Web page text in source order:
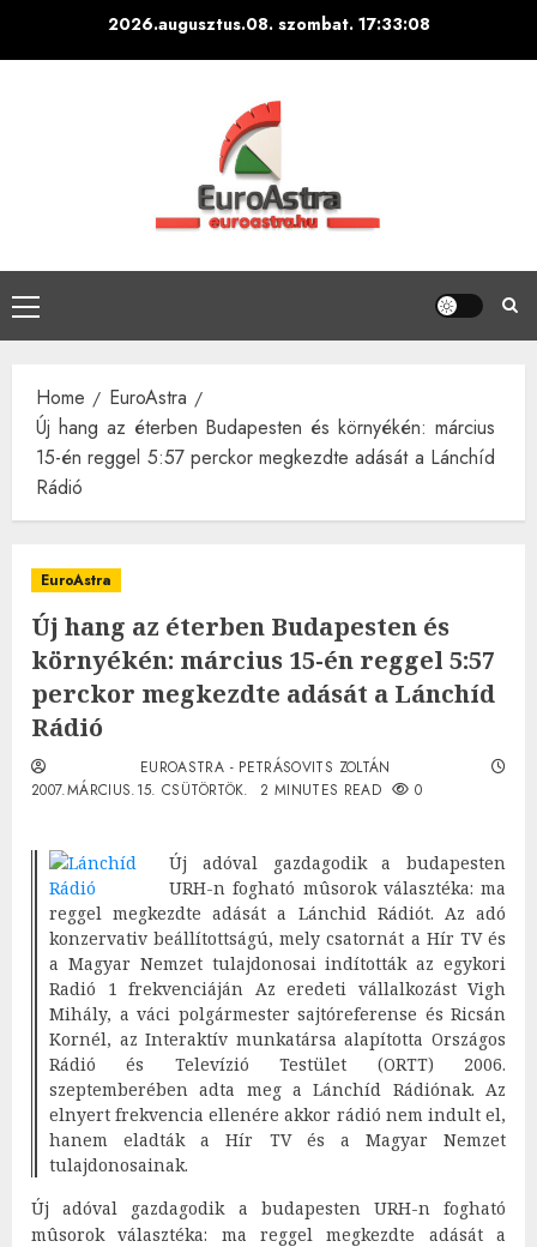
2026.augusztus.08. szombat. 17:33:09
Primary
Menu
Home
EuroAstra
Új hang az éterben Budapesten és környékén: március
15-én reggel 5:57 perckor megkezdte adását a Lánchíd
Rádió
EuroAstra
Új hang az éterben Budapesten és
környékén: március 15-én reggel 5:57
perckor megkezdte adását a Lánchíd
Rádió
EUROASTRA - PETRÁSOVITS ZOLTÁN
2007.MÁRCIUS.15. CSÜTÖRTÖK.
2 MINUTES READ 0
Új adóval gazdagodik a budapesten
URH-n fogható mûsorok választéka: ma
reggel megkezdte adását a Lánchid Rádiót. Az adó
konzervativ beállítottságú, mely csatornát a Hír TV és
a Magyar Nemzet tulajdonosai indították az egykori
Radió 1 frekvenciáján Az eredeti vállalkozást Vigh
Mihály, a váci polgármester sajtóreferense és Ricsán
Kornél, az Interaktív munkatársa alapította Országos
Rádió és Televízió Testület (ORTT) 2006.
szeptemberében adta meg a Lánchíd Rádiónak. Az
elnyert frekvencia ellenére akkor rádió nem indult el,
hanem eladták a Hír TV és a Magyar Nemzet
tulajdonosainak.
Új adóval gazdagodik a budapesten URH-n fogható
mûsorok választéka: ma reggel megkezdte adását a